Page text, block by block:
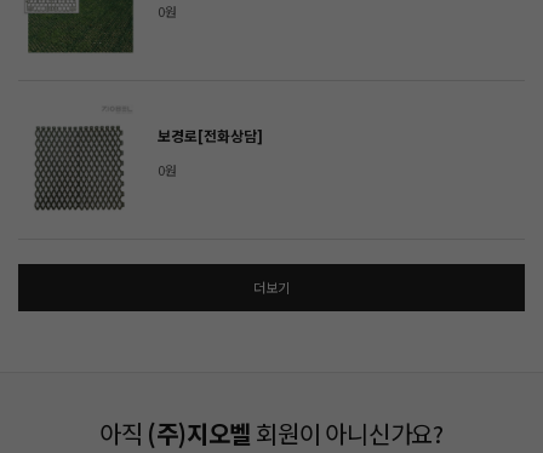
0원
보경로[전화상담]
0원
더보기
아직 (주)지오벨 회원이 아니신가요?